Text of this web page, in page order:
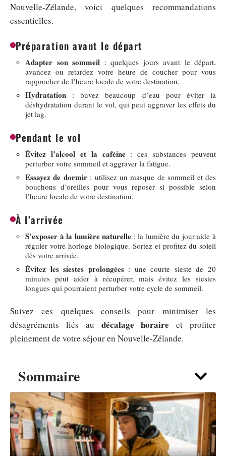
Sommaire
Nouvelle-Zélande, voici quelques recommandations
essentielles.
Préparation avant le départ
Adapter son sommeil : quelques jours avant le départ,
avancez ou retardez votre heure de coucher pour vous
rapprocher de l’heure locale de votre destination.
Hydratation : buvez beaucoup d’eau pour éviter la
déshydratation durant le vol, qui peut aggraver les effets du
jet lag.
Pendant le vol
Évitez l’alcool et la caféine: ces substances peuvent
perturber votre sommeil et aggraver la fatigue.
Essayez de dormir: utilisez un masque de sommeil et des
bouchons d’oreilles pour vous reposer si possible selon
l’heure locale de votre destination.
À l’arrivée
S’exposer à la lumière naturelle : la lumière du jour aide à
réguler votre horloge biologique. Sortez et profitez du soleil
dès votre arrivée.
Évitez les siestes prolongées: une courte sieste de 20
minutes peut aider à récupérer, mais évitez les siestes
longues qui pourraient perturber votre cycle de sommeil.
Suivez ces quelques conseils pour minimiser les
désagréments liés au décalage horaire et profiter
pleinement de votre séjour en Nouvelle-Zélande.